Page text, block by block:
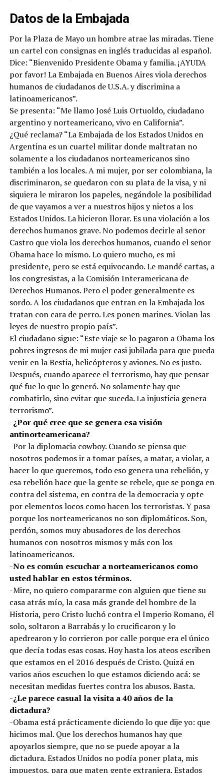
Datos de la Embajada
Por la Plaza de Mayo un hombre atrae las miradas. Tiene
un cartel con consignas en inglés traducidas al español.
Dice: “Bienvenido Presidente Obama y familia. ¡AYUDA
por favor! La Embajada en Buenos Aires viola derechos
humanos de ciudadanos de U.S.A. y discrimina a
latinoamericanos”.
Se presenta: “Me llamo José Luis Ortuoldo, ciudadano
argentino y norteamericano, vivo en California”.
¿Qué reclama? “La Embajada de los Estados Unidos en
Argentina es un cuartel militar donde maltratan no
solamente a los ciudadanos norteamericanos sino
también a los locales. A mi mujer, por ser colombiana, la
discriminaron, se quedaron con su plata de la visa, y ni
siquiera le miraron los papeles, negándole la posibilidad
de que vayamos a ver a nuestros hijos y nietos a los
Estados Unidos. La hicieron llorar. Es una violación a los
derechos humanos grave. No podemos decirle al señor
Castro que viola los derechos humanos, cuando el señor
Obama hace lo mismo. Lo quiero mucho, es mi
presidente, pero se está equivocando. Le mandé cartas, a
los congresistas, a la Comisión Interamericana de
Derechos Humanos. Pero el poder generalmente es
sordo. A los ciudadanos que entran en la Embajada los
tratan con cara de perro. Les ponen marines. Violan las
leyes de nuestro propio país”.
El ciudadano sigue: “Este viaje se lo pagaron a Obama los
pobres ingresos de mi mujer casi jubilada para que pueda
venir en la Bestia, helicópteros y aviones. No es justo.
Después, cuando aparece el terrorismo, hay que pensar
qué fue lo que lo generó. No solamente hay que
combatirlo, sino evitar que suceda. La injusticia genera
terrorismo”.
-¿Por qué cree que se genera esa visión
antinorteamericana?
-Por la diplomacia cowboy. Cuando se piensa que
nosotros podemos ir a tomar países, a matar, a violar, a
hacer lo que queremos, todo eso genera una rebelión, y
esa rebelión hace que la gente se rebele, que se ponga en
contra del sistema, en contra de la democracia y opte
por elementos locos como hacen los terroristas. Y pasa
porque los norteamericanos no son diplomáticos. Son,
perdón, somos muy abusadores de los derechos
humanos con nosotros mismos y más con los
latinoamericanos.
-No es común escuchar a norteamericanos como
usted hablar en estos términos.
-Mire, no quiero compararme con alguien que tiene su
casa atrás mío, la casa más grande del hombre de la
Historia, pero Cristo luchó contra el Imperio Romano, él
solo, soltaron a Barrabás y lo crucificaron y lo
apedrearon y lo corrieron por calle porque era el único
que decía todas esas cosas. Hoy hasta los ateos escriben
que estamos en el 2016 después de Cristo. Quizá en
varios años escuchen lo que estamos diciendo acá: se
necesitan medidas fuertes contra los abusos. Basta.
-¿Le parece casual la visita a 40 años de la
dictadura?
-Obama está prácticamente diciendo lo que dije yo: que
hicimos mal. Que los derechos humanos hay que
apoyarlos siempre, que no se puede apoyar a la
dictadura. Estados Unidos no podía poner plata, mis
impuestos, para que maten gente extranjera. Estados